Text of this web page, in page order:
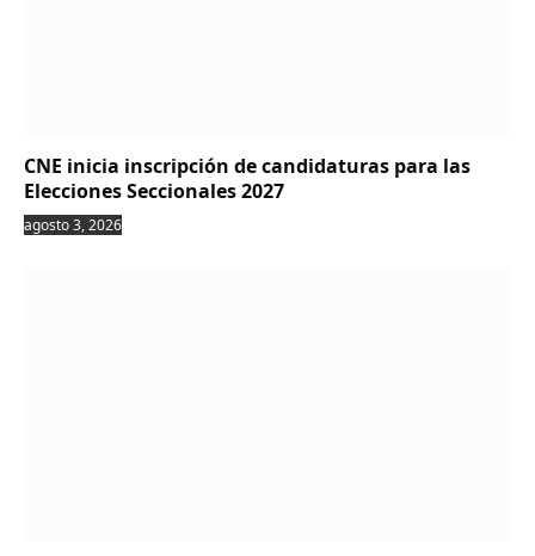
CNE inicia inscripción de candidaturas para las
Elecciones Seccionales 2027
agosto 3, 2026